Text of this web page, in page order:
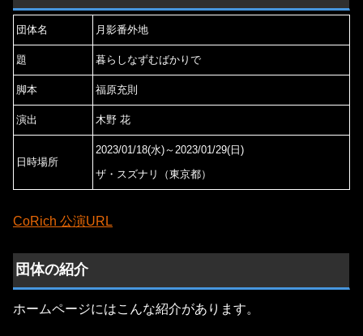
団体名 月影番外地
題 暮らしなずむばかりで
脚本 福原充則
演出 木野 花
日時場所
2023/01/18(水)～2023/01/29(日)
ザ・スズナリ（東京都）
CoRich 公演URL
団体の紹介
ホームページにはこんな紹介があります。